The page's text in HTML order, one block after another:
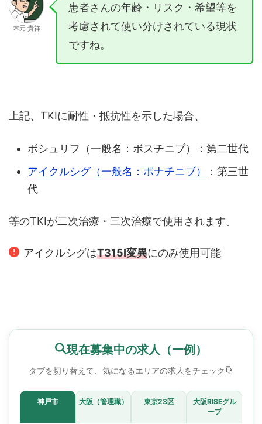
木元 貴祥
患者さんの年齢・リスク・希望等を
考慮されて使い分けされている現状
ですね。
上記、TKIに耐性・抵抗性を示した場合、
ボシュリフ（一般名：ボスチニブ）：第二世代
アイクルシグ（一般名：ポナチニブ）
：第三世
代
等のTKIが二次治療・三次治療で使用されます。
アイクルシグはT315I変異にのみ使用可能
現在募集中の求人（一例）
タブを切り替えて、気になるエリアの求人をチェック
神戸市 大阪（管理職） 東京23区
大阪RISEグル
ープ